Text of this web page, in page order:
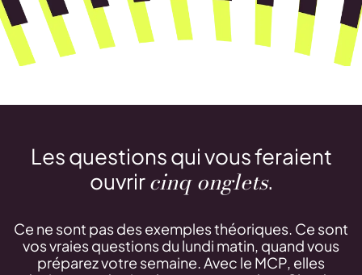
Les questions qui vous feraient
ouvrircinq onglets.
Ce ne sont pas des exemples théoriques. Ce sont
vos vraies questions du lundi matin, quand vous
préparez votre semaine. Avec le MCP, elles